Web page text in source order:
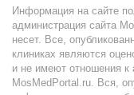
Информация на сайте
администрация сайта
несет. Все,
клиниках являются
и не имеют отношения к
MosMedPortal.ru. Вся,